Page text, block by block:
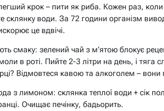
крок – пити як риба. Кожен раз, коли
склянку води. За 72 години організм
це вдвічі.
смаку: зелений чай з м’ятою блокує
в роті. Пийте 2-3 літри на день, і тяга
Відмовтеся кавою та алкоголем – вони
з лимоном: склянка теплої води + сік
Очищає печінку, бадьорить.